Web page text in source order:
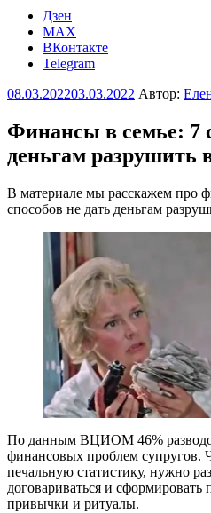
Дзен
MAX
ВКонтакте
Telegram
Опубликовано
08.03.202203.03.2022 Автор:
Финансы в семье: 7
деньгам разрушить
В материале мы расскажем про
способов не дать деньгам
По данным ВЦИОМ 46%
финансовых проблем супругов.
печальную статистику, нужно
договариваться и
привычки и ритуалы.